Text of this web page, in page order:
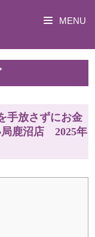
MENU
手放さずにお金
局鹿沼店 2025年